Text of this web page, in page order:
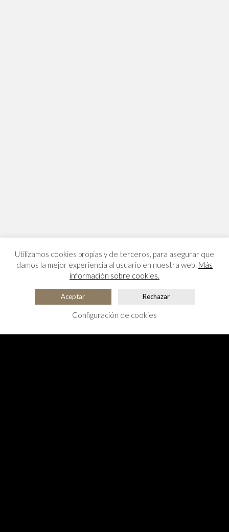
Utilizamos cookies propias y de terceros, para asegurar que
damos la mejor experiencia al usuario en nuestra web. Más
información sobre cookies.
Aceptar Rechazar
Configuración de cookies